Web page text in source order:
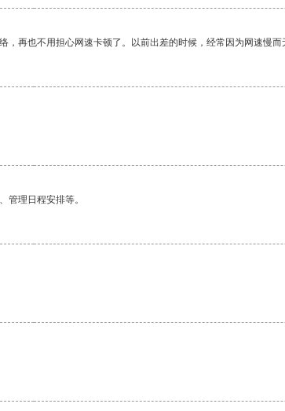
再也不用担心网速卡顿了。以前出差的时候，经常因为网速慢
管理日程安排等。